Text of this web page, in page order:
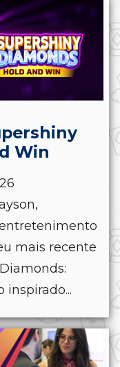
Win
mais recente
inspirado...